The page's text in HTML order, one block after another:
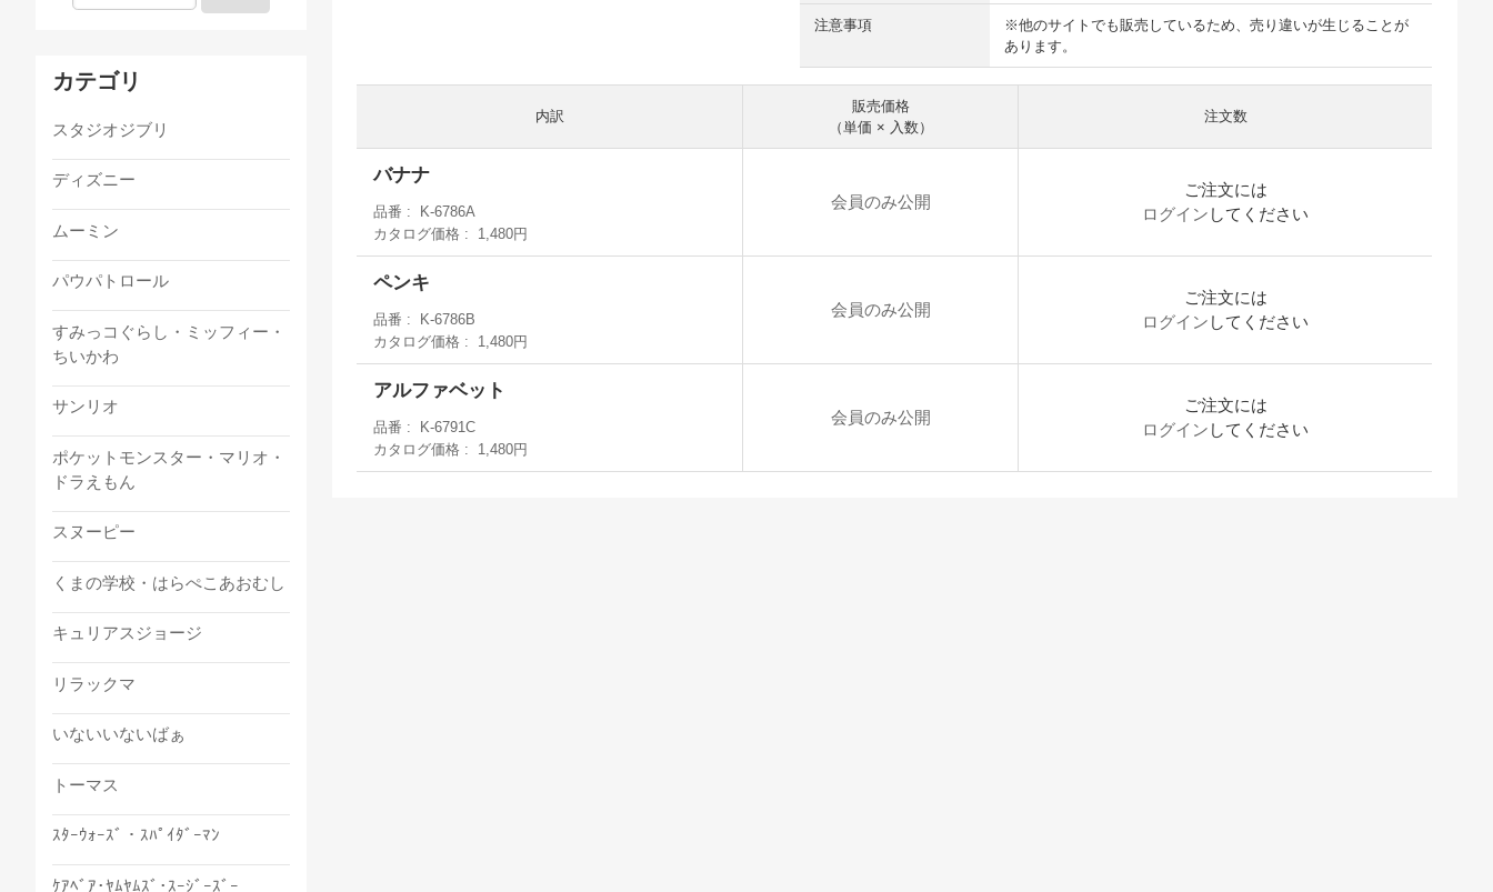
注意事項
※他のサイトでも販売しているため、売り違いが生じることが
あります。
内訳
販売価格
（単価 × 入数）
注文数
バナナ
品番
K-6786A
カタログ価格
1,480円
会員のみ公開
ご注文には
ログイン してください
ペンキ
品番
K-6786B
カタログ価格
1,480円
会員のみ公開
ご注文には
ログイン してください
アルファベット
品番
K-6791C
カタログ価格
1,480円
会員のみ公開
ご注文には
ログイン してください
カテゴリ
スタジオジブリ
ディズニー
ムーミン
パウパトロール
すみっコぐらし・ミッフィー・
ちいかわ
サンリオ
ポケットモンスター・マリオ・
ドラえもん
スヌーピー
くまの学校・はらぺこあおむし
キュリアスジョージ
リラックマ
いないいないばぁ
トーマス
ｽﾀｰｳｫｰｽﾞ・ｽﾊﾟｲﾀﾞｰﾏﾝ
ｹｱﾍﾞｱ･ﾔﾑﾔﾑｽﾞ･ｽｰｼﾞｰｽﾞｰ